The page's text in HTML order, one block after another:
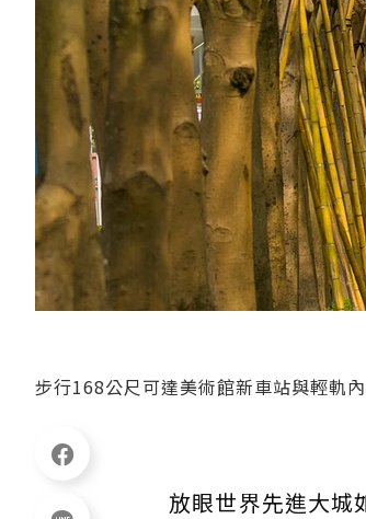
步行168公尺可達美術館新車站與輕軌
放眼世界先進大城